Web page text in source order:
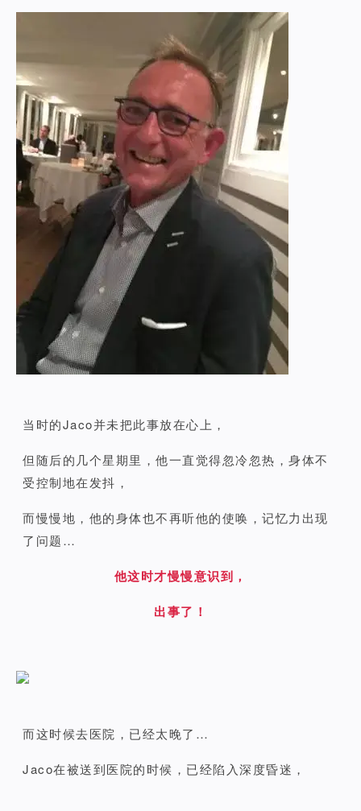
当时的Jaco并未把此事放在心上，
但随后的几个星期里，他一直觉得忽冷忽热，身体不
受控制地在发抖，
而慢慢地，他的身体也不再听他的使唤，记忆力出现
了问题…
他这时才慢慢意识到，
出事了！
而这时候去医院，已经太晚了…
Jaco在被送到医院的时候，已经陷入深度昏迷，